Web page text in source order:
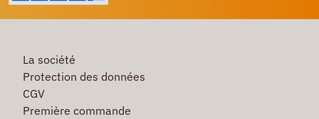
La société
Protection des données
CGV
Première commande